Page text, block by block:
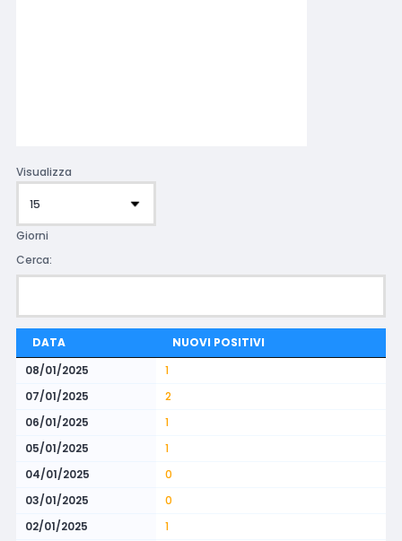
Visualizza
Giorni
Cerca:
DATA
NUOVI POSITIVI
08/01/2025
1
07/01/2025
2
06/01/2025
1
05/01/2025
1
04/01/2025
0
03/01/2025
0
02/01/2025
1